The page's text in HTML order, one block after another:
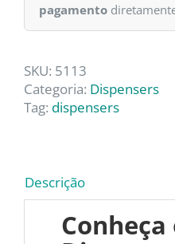
pagamento
SKU: 5113
Categoria: Dispensers
Tag: dispensers
Descrição
Conheça